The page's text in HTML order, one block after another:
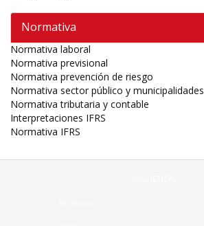
Normativa
Normativa laboral
Normativa previsional
Normativa prevención de riesgo
Normativa sector público y municipalidades
Normativa tributaria y contable
Interpretaciones IFRS
Normativa IFRS